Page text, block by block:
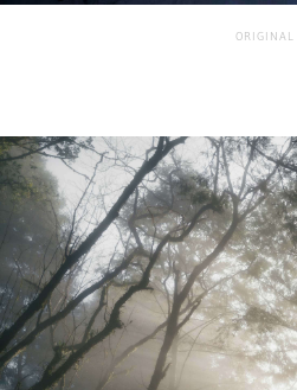
ORIGINAL